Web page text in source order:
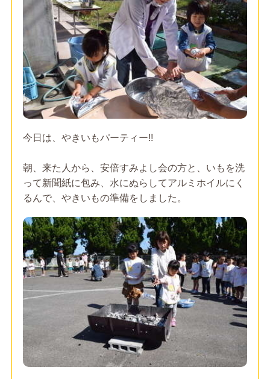
今日は、やきいもパーティー!!
朝、来た人から、安倍すみよし会の方と、いもを洗
って新聞紙に包み、水にぬらしてアルミホイルにく
るんで、やきいもの準備をしました。